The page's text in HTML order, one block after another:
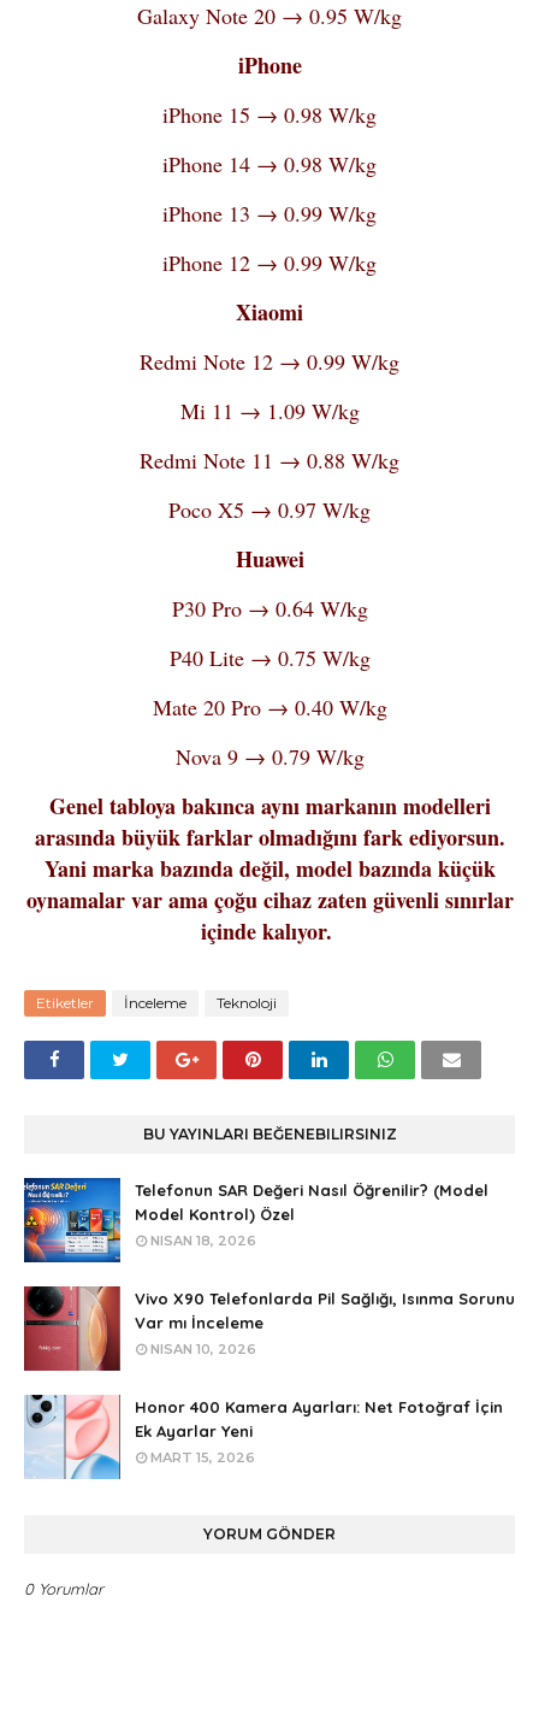
Galaxy Note 20 → 0.95 W/kg
iPhone
iPhone 15 → 0.98 W/kg
iPhone 14 → 0.98 W/kg
iPhone 13 → 0.99 W/kg
iPhone 12 → 0.99 W/kg
Xiaomi
Redmi Note 12 → 0.99 W/kg
Mi 11 → 1.09 W/kg
Redmi Note 11 → 0.88 W/kg
Poco X5 → 0.97 W/kg
Huawei
P30 Pro → 0.64 W/kg
P40 Lite → 0.75 W/kg
Mate 20 Pro → 0.40 W/kg
Nova 9 → 0.79 W/kg
Genel tabloya bakınca aynı markanın modelleri
arasında büyük farklar olmadığını fark ediyorsun.
Yani marka bazında değil, model bazında küçük
oynamalar var ama çoğu cihaz zaten güvenli sınırlar
içinde kalıyor.
Etiketler İnceleme Teknoloji
BU YAYINLARI BEĞENEBILIRSINIZ
Telefonun SAR Değeri Nasıl Öğrenilir? (Model
Model Kontrol) Özel
NISAN 18, 2026
Vivo X90 Telefonlarda Pil Sağlığı, Isınma Sorunu
Var mı İnceleme
NISAN 10, 2026
Honor 400 Kamera Ayarları: Net Fotoğraf İçin
Ek Ayarlar Yeni
MART 15, 2026
YORUM GÖNDER
0 Yorumlar